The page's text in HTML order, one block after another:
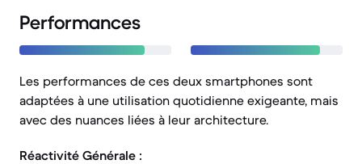
Performances
Les performances de ces deux smartphones sont
adaptées à une utilisation quotidienne exigeante, mais
avec des nuances liées à leur architecture.
Réactivité Générale :